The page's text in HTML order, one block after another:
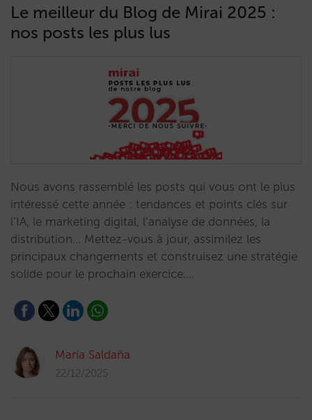
Le meilleur du Blog de Mirai 2025 :
nos posts les plus lus
Nous avons rassemblé les posts qui vous ont le plus
intéressé cette année : tendances et points clés sur
l’IA, le marketing digital, l’analyse de données, la
distribution… Mettez-vous à jour, assimilez les
principaux changements et construisez une stratégie
solide pour le prochain exercice.…
María Saldaña
22/12/2025